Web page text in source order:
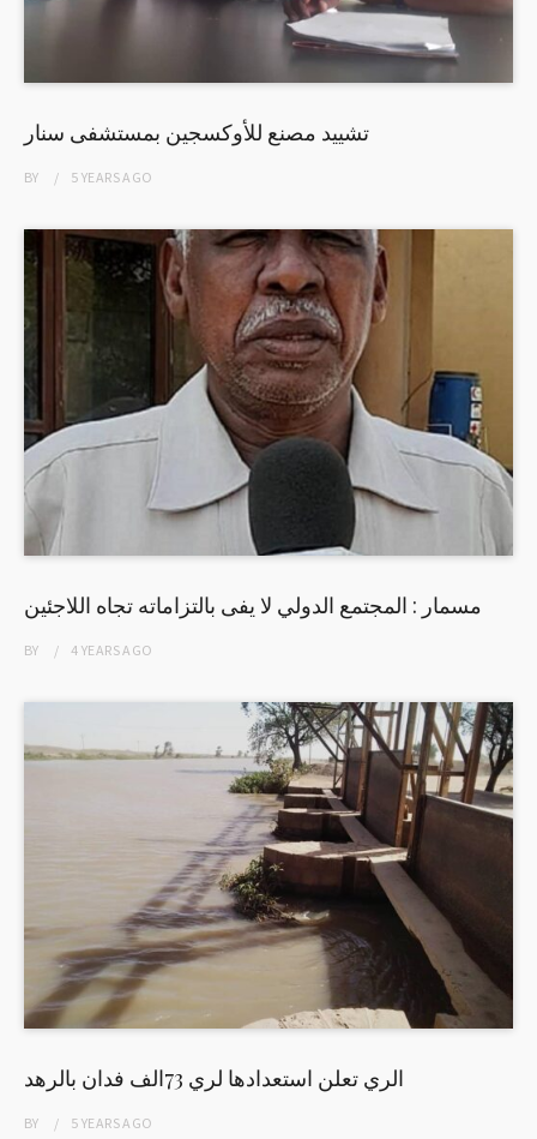
تشييد مصنع للأوكسجين بمستشفى سنار
BY 5 YEARSAGO
مسمار : المجتمع الدولي لا يفى بالتزاماته تجاه اللاجئين
BY 4 YEARSAGO
الري تعلن استعدادها لري 73الف فدان بالرهد
BY 5 YEARSAGO